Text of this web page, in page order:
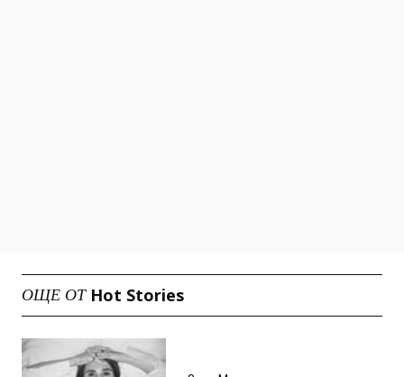
ОЩЕ ОТ Hot Stories